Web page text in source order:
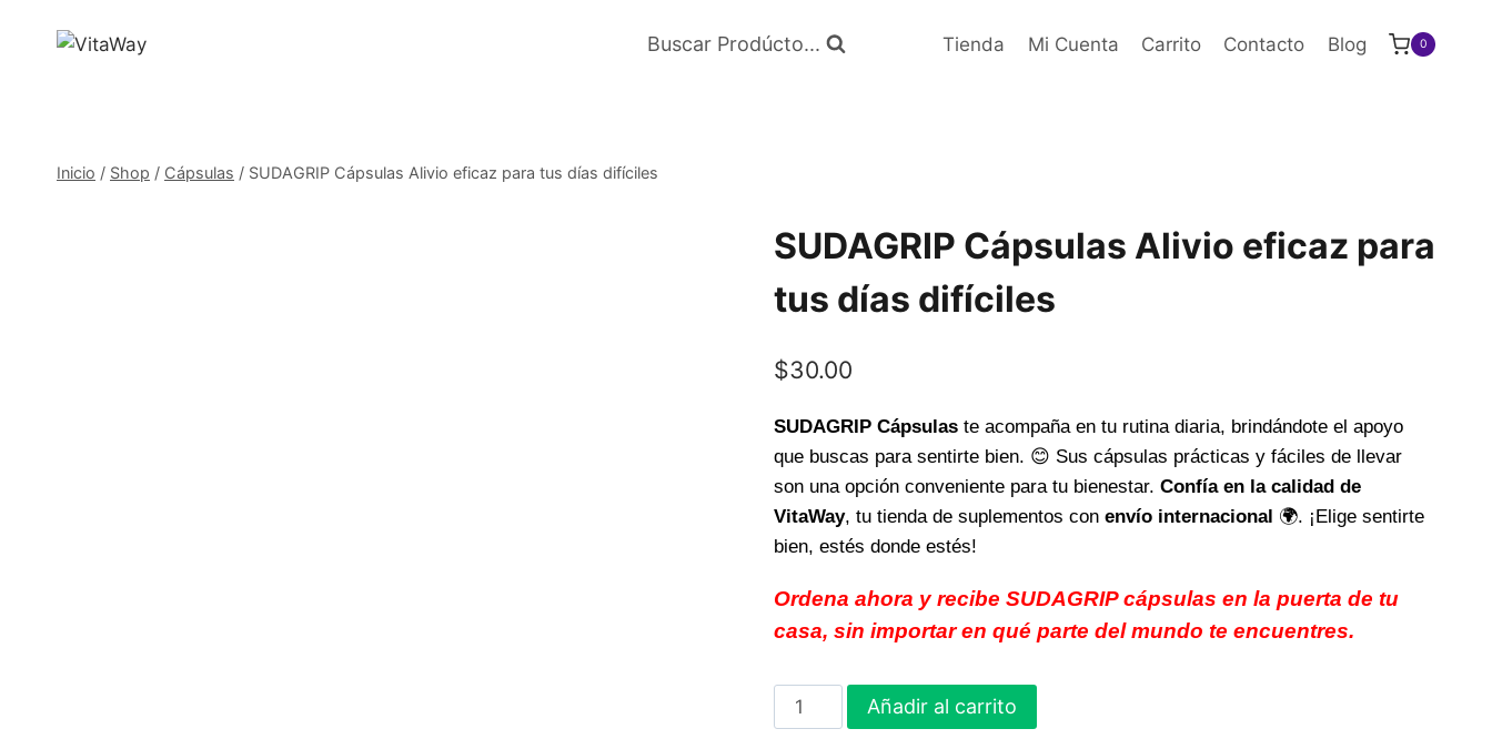
Buscar Prodúcto... Tienda Mi Cuenta Carrito Contacto Blog 0
Inicio / Shop / Cápsulas / SUDAGRIP Cápsulas Alivio eficaz para tus días difíciles
SUDAGRIP Cápsulas Alivio eficaz para
tus días difíciles
$30.00
SUDAGRIP Cápsulaste acompaña en tu rutina diaria, brindándote el apoyo
que buscas para sentirte bien. 😊 Sus cápsulas prácticas y fáciles de llevar
son una opción conveniente para tu bienestar. Confía en la calidad de
VitaWay, tu tienda de suplementos con envío internacional 🌍. ¡Elige sentirte
bien, estés donde estés!
Ordena ahora y recibe SUDAGRIP cápsulas en la puerta de tu
casa, sin importar en qué parte del mundo te encuentres.
SUDAGRIP
Cápsulas
Añadir al carrito